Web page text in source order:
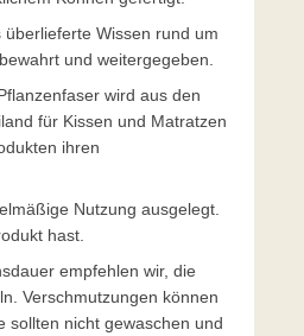
Wissen rund um
und weitergegeben.
wird aus den
für Kissen und Matratzen
ihren
Nutzung ausgelegt.
hast.
empfehlen wir, die
Verschmutzungen können
sollten nicht gewaschen und